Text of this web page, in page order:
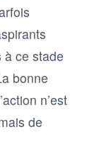
à ce stade
bonne
n’est
de